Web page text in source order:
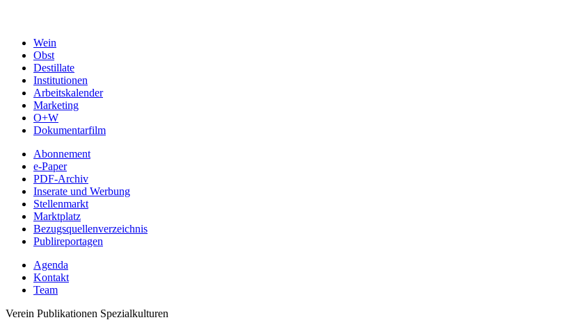
Wein
Obst
Destillate
Institutionen
Arbeitskalender
Marketing
O+W
Dokumentarfilm
Abonnement
e-Paper
PDF-Archiv
Inserate und Werbung
Stellenmarkt
Marktplatz
Bezugsquellenverzeichnis
Publireportagen
Agenda
Kontakt
Team
Verein Publikationen Spezialkulturen